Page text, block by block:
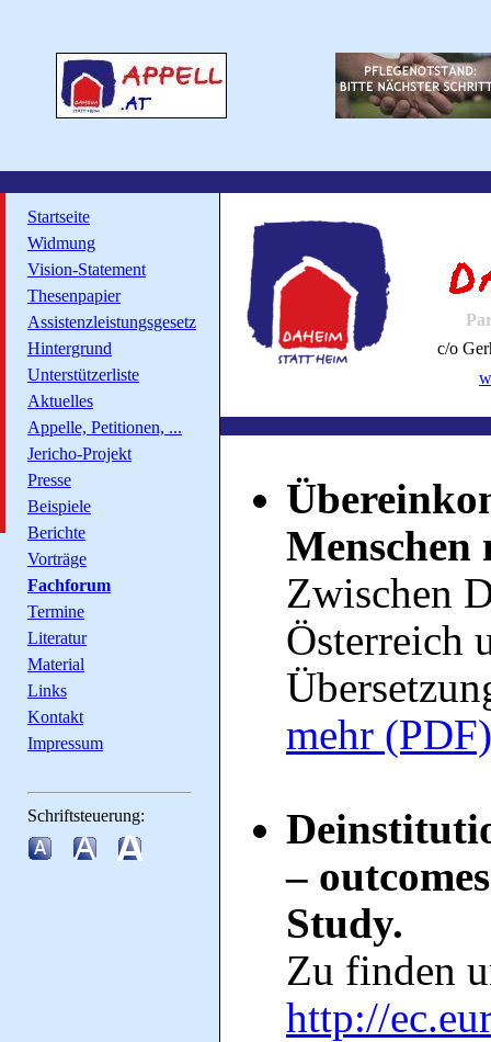
Startseite
Widmung
Vision-Statement
Thesenpapier
Assistenzleistungsgesetz
Hintergrund
Unterstützerliste
Aktuelles
Appelle, Petitionen, ...
Jericho-Projekt
Presse
Beispiele
Berichte
Vorträge
Fachforum
Termine
Literatur
Material
Links
Kontakt
Impressum
Schriftsteuerung:
c/o
Menschen
Zwischen
Österreich
mehr (PDF)
–
Study.
Zu finden
http://